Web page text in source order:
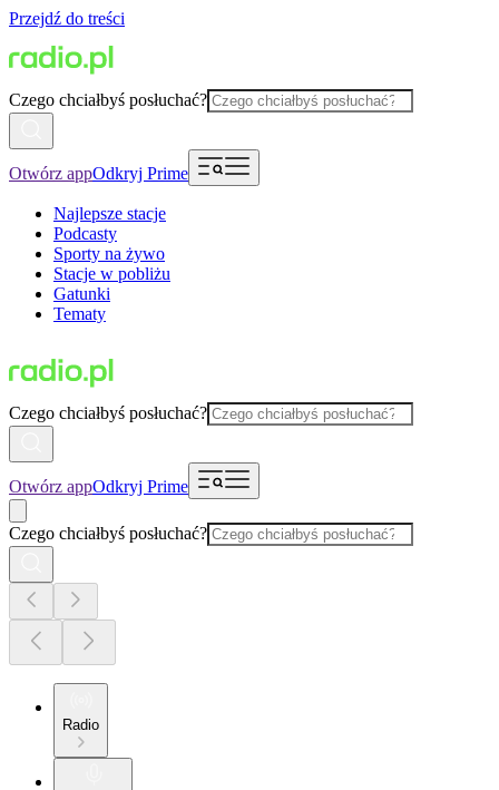
Przejdź do treści
Czego chciałbyś posłuchać?
Otwórz appOdkryj Prime
Najlepsze stacje
Podcasty
Sporty na żywo
Stacje w pobliżu
Gatunki
Tematy
Czego chciałbyś posłuchać?
Otwórz appOdkryj Prime
Czego chciałbyś posłuchać?
Radio